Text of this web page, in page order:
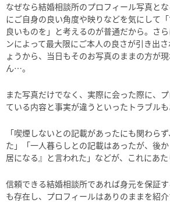
なぜなら結婚相談所のプロフィール写真と
にご自身の良い角度や映りなどを気にして
良いものを」と考えるのが普通だから。さ
ンによって最大限にご本人の良さが引き出
ょうから、当日もそのお写真のままの方が
ん…。
また写真だけでなく、実際に会った際に、
ている内容と事実が違うといったトラブルも
「喫煙しないとの記載があったにも関わら
た」「一人暮らしとの記載はあったが、後
居になる』と言われた」などが、これにあた
信頼できる結婚相談所であれば身元を保証
も存在し、プロフィールはありのままを紹介